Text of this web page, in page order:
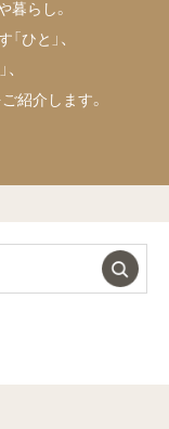
暮らし。
ひと」、
紹介します。